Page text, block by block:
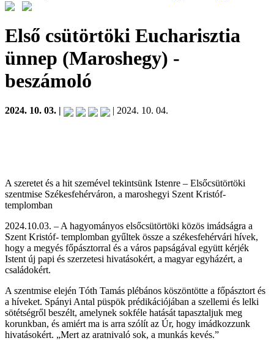
Első csütörtöki Eucharisztia
ünnep (Maroshegy) -
beszámoló
2024. 10. 03. | | 2024. 10. 04.
A szeretet és a hit szemével tekintsünk Istenre – Elsőcsütörtöki
szentmise Székesfehérváron, a maroshegyi Szent Kristóf-
templomban
2024.10.03. – A hagyományos elsőcsütörtöki közös imádságra a
Szent Kristóf- templomban gyűltek össze a székesfehérvári hívek,
hogy a megyés főpásztorral és a város papságával együtt kérjék
Istent új papi és szerzetesi hivatásokért, a magyar egyházért, a
családokért.
A szentmise elején Tóth Tamás plébános köszöntötte a főpásztort és
a híveket. Spányi Antal püspök prédikációjában a szellemi és lelki
sötétségről beszélt, amelynek sokféle hatását tapasztaljuk meg
korunkban, és amiért ma is arra szólít az Úr, hogy imádkozzunk
hivatásokért. „Mert az aratnivaló sok, a munkás kevés.”